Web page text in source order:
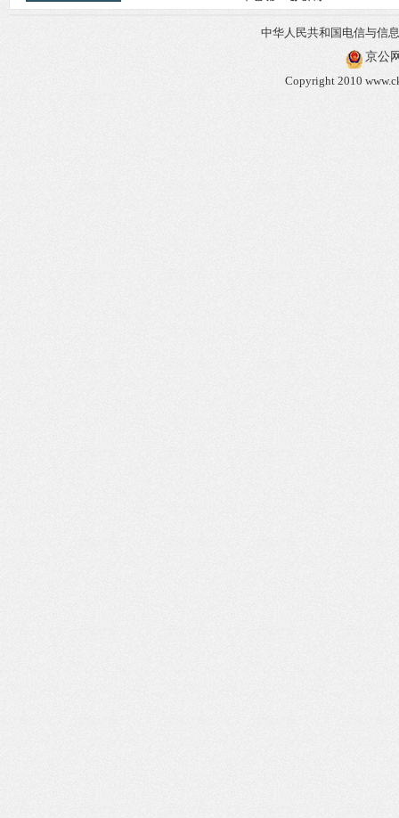
中华人民共和国电信与信
京公
Copyright 2010